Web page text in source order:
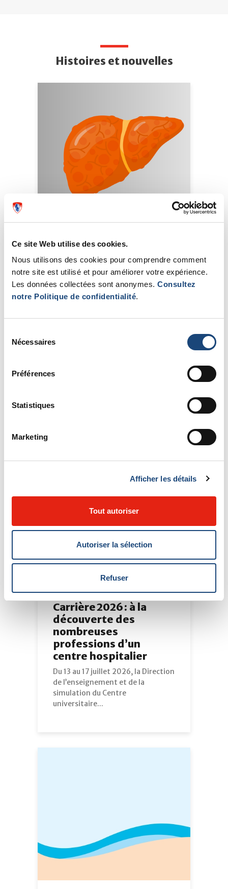
Ce site Web utilise des cookies.
Nous utilisons des cookies pour comprendre comment
notre site est utilisé et pour améliorer votre expérience.
Les données collectées sont anonymes. Consultez
notre Politique de confidentialité.
Nécessaires
Préférences
Statistiques
Marketing
Afficher les détails
Tout autoriser
Autoriser la sélection
Refuser
Histoires et nouvelles
Maladies du foie et VIH
: une étude révèle
d’importantes lacunes
dans le dépistage de la
fibrose hépatique et
propose une solution
Le dépistage actuel de la fibrose
vivant ...
Destination
Carrière 2026 : à la
découverte des
nombreuses
professions d’un
centre hospitalier
Du 13 au 17 juillet 2026, la Direction
de l’enseignement et de la
simulation du Centre
universitaire...